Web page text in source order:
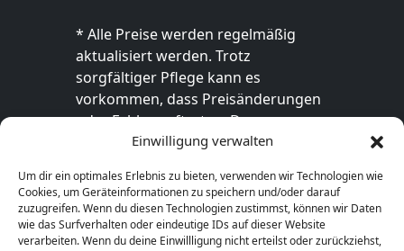
Einwilligung verwalten
Um dir ein optimales Erlebnis zu bieten, verwenden wir Technologien wie
Cookies, um Geräteinformationen zu speichern und/oder darauf
zuzugreifen. Wenn du diesen Technologien zustimmst, können wir Daten
wie das Surfverhalten oder eindeutige IDs auf dieser Website
verarbeiten. Wenn du deine Einwillligung nicht erteilst oder zurückziehst,
* Alle Preise werden regelmäßig
aktualisiert werden. Trotz
sorgfältiger Pflege kann es
vorkommen, dass Preisänderungen
oder Fehler auftreten. Der
endgültige Preis sowie die
ausschließlich im jeweiligen Online-
Shop des Anbieters verbindlich. Bitte
überprüfe den Preis vor dem Kauf